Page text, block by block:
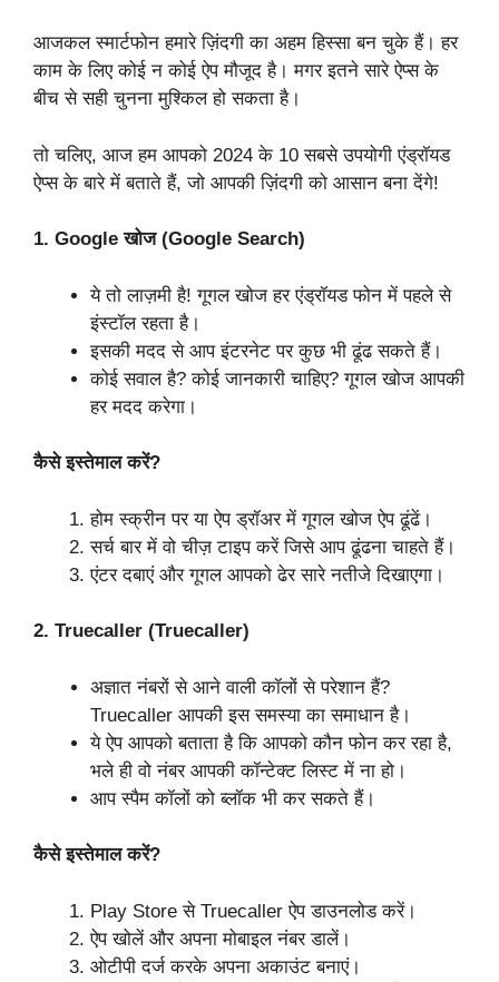
आजकल स्मार्टफोन हमारे ज़िंदगी का अहम हिस्सा बन चुके हैं। हर
काम के लिए कोई न कोई ऐप मौजूद है। मगर इतने सारे ऐप्स के
बीच से सही चुनना मुश्किल हो सकता है।
तो चलिए, आज हम आपको 2024 के 10 सबसे उपयोगी एंड्रॉयड
ऐप्स के बारे में बताते हैं, जो आपकी ज़िंदगी को आसान बना देंगे!
1. Google खोज (Google Search)
ये तो लाज़मी है! गूगल खोज हर एंड्रॉयड फोन में पहले से
इंस्टॉल रहता है।
इसकी मदद से आप इंटरनेट पर कुछ भी ढूंढ सकते हैं।
कोई सवाल है? कोई जानकारी चाहिए? गूगल खोज आपकी
हर मदद करेगा।
कैसे इस्तेमाल करें?
होम स्क्रीन पर या ऐप ड्रॉअर में गूगल खोज ऐप ढूंढें।
सर्च बार में वो चीज़ टाइप करें जिसे आप ढूंढना चाहते हैं।
एंटर दबाएं और गूगल आपको ढेर सारे नतीजे दिखाएगा।
2. Truecaller (Truecaller)
अज्ञात नंबरों से आने वाली कॉलों से परेशान हैं?
Truecaller आपकी इस समस्या का समाधान है।
ये ऐप आपको बताता है कि आपको कौन फोन कर रहा है,
भले ही वो नंबर आपकी कॉन्टेक्ट लिस्ट में ना हो।
आप स्पैम कॉलों को ब्लॉक भी कर सकते हैं।
कैसे इस्तेमाल करें?
Play Store से Truecaller ऐप डाउनलोड करें।
ऐप खोलें और अपना मोबाइल नंबर डालें।
ओटीपी दर्ज करके अपना अकाउंट बनाएं।